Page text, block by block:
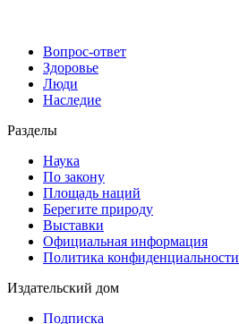
Вопрос-ответ
Здоровье
Люди
Наследие
Разделы
Наука
По закону
Площадь наций
Берегите природу
Выставки
Официальная информация
Политика конфиденциальности
Издательский дом
Подписка